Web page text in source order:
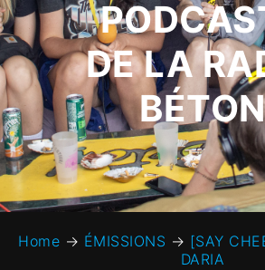
DE LA
BÉTON
Home → ÉMISSIONS → [SAY
DARIA